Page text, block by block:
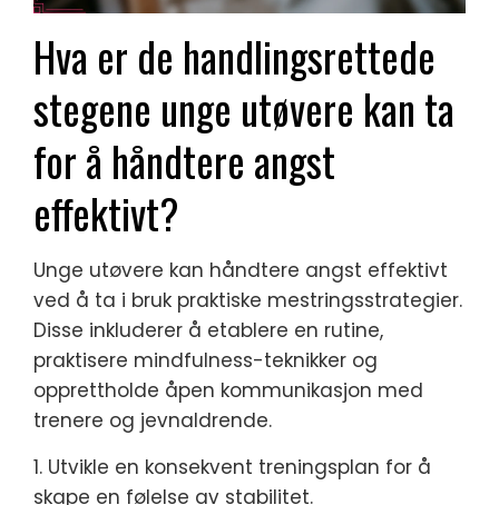
Hva er de handlingsrettede
stegene unge utøvere kan ta
for å håndtere angst
effektivt?
Unge utøvere kan håndtere angst effektivt
ved å ta i bruk praktiske mestringsstrategier.
Disse inkluderer å etablere en rutine,
praktisere mindfulness-teknikker og
opprettholde åpen kommunikasjon med
trenere og jevnaldrende.
1. Utvikle en konsekvent treningsplan for å
skape en følelse av stabilitet.